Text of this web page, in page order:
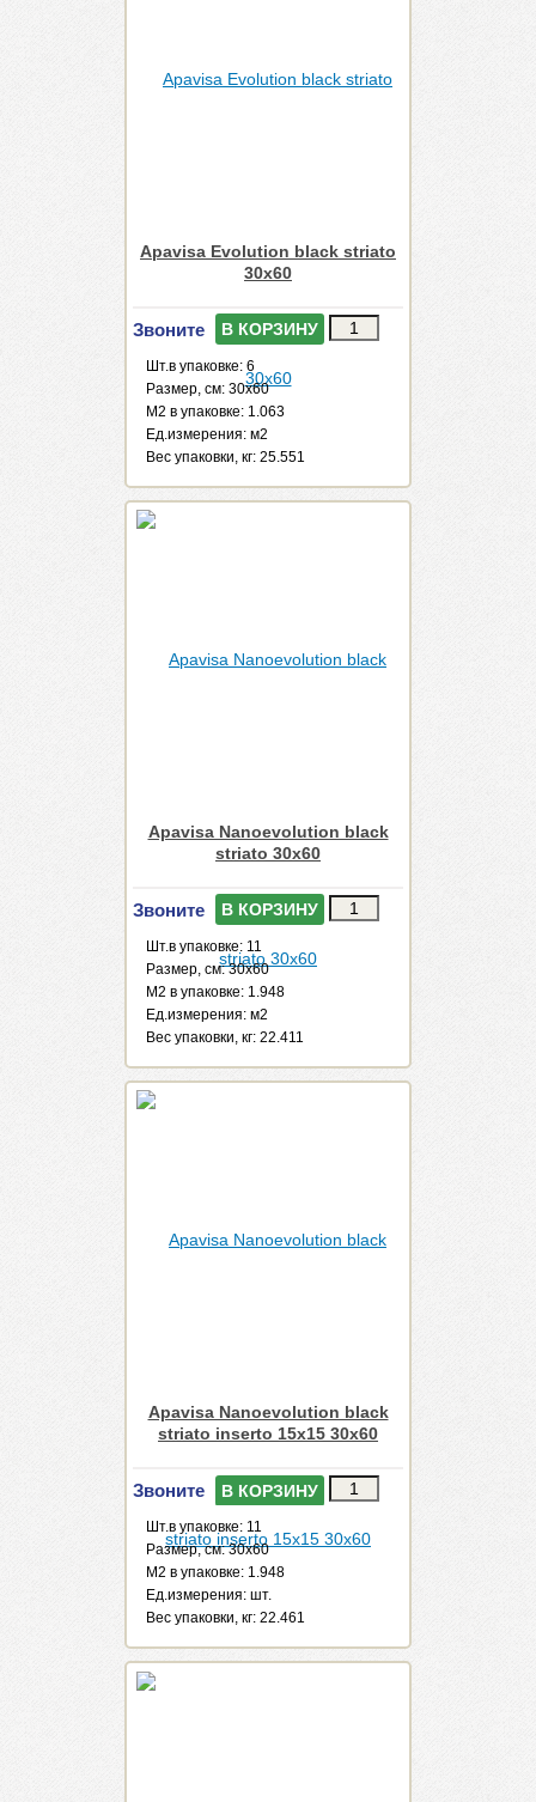
Apavisa Evolution black striato
30x60
Звоните В КОРЗИНУ
Шт.в упаковке: 6
Размер, см: 30x60
М2 в упаковке: 1.063
Ед.измерения: м2
Веc упаковки, кг: 25.551
Apavisa Nanoevolution black
striato 30x60
Звоните В КОРЗИНУ
Шт.в упаковке: 11
Размер, см: 30x60
М2 в упаковке: 1.948
Ед.измерения: м2
Веc упаковки, кг: 22.411
Apavisa Nanoevolution black
striato inserto 15x15 30x60
Звоните В КОРЗИНУ
Шт.в упаковке: 11
Размер, см: 30x60
М2 в упаковке: 1.948
Ед.измерения: шт.
Веc упаковки, кг: 22.461